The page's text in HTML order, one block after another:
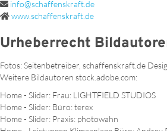
info@schaffenskraft.de
www.schaffenskraft.de
Urheberrecht
Fotos: Seitenbetreiber, schaffenskraft.de
Weitere Bildautoren stock.adobe.com:
Home - Slider: Frau: LIGHTFIELD STUDIOS
Home - Slider: Büro: terex
Home - Slider: Praxis: photowahn